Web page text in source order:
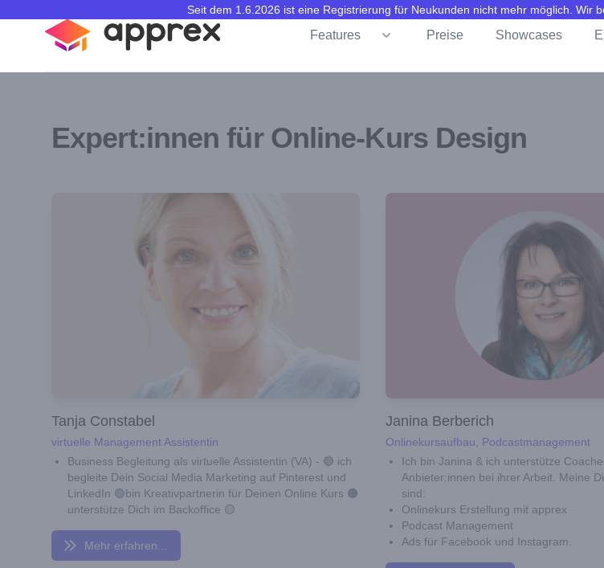
Seit dem 1.6.2026 ist eine Registrierung für Neukunden nicht mehr möglich. Wir
apprex
Features Preise Showcases
Expert:innen für Online-Kurs Design
Tanja Constabel
virtuelle Management Assistentin
Business Begleitung als virtuelle Assistentin (VA) - 🔵 ich
begleite Dein Social Media Marketing auf Pinterest und
LinkedIn 🟢bin Kreativpartnerin für Deinen Online Kurs 🟠
unterstütze Dich im Backoffice 🟡
Mehr erfahren...
Janina Berberich
Onlinekursaufbau, Podcastmanagement
Ich bin Janina & ich unterstütze
Anbieter:innen bei ihrer Arbeit. Meine
sind:
Onlinekurs Erstellung mit apprex
Podcast Management
Ads für Facebook und Instagram.